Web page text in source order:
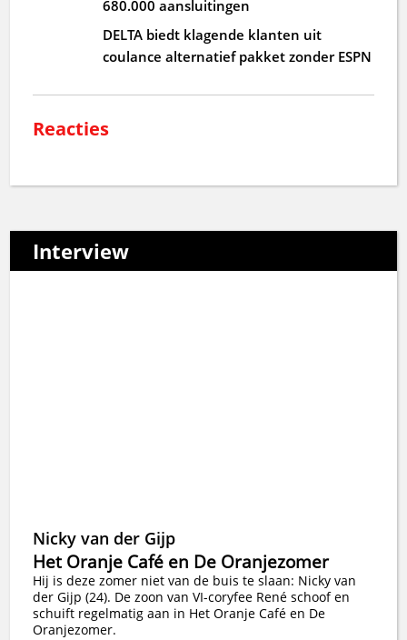
680.000 aansluitingen
DELTA biedt klagende klanten uit
coulance alternatief pakket zonder ESPN
Reacties
Interview
Nicky van der Gijp
Het Oranje Café en De Oranjezomer
Hij is deze zomer niet van de buis te slaan: Nicky van
der Gijp (24). De zoon van VI-coryfee René schoof en
schuift regelmatig aan in Het Oranje Café en De
Oranjezomer.